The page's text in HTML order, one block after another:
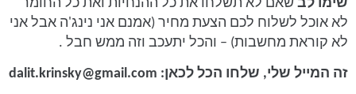
שימו לב שאם לא תשלחו את כל ההנחיות ואת כל החומר
לא אוכל לשלוח לכם הצעת מחיר (אמנם אני נינג'ה אבל אני
לא קוראת מחשבות) – והכל יתעכב וזה ממש חבל .
זה המייל שלי, שלחו הכל לכאן: dalit.krinsky@gmail.com